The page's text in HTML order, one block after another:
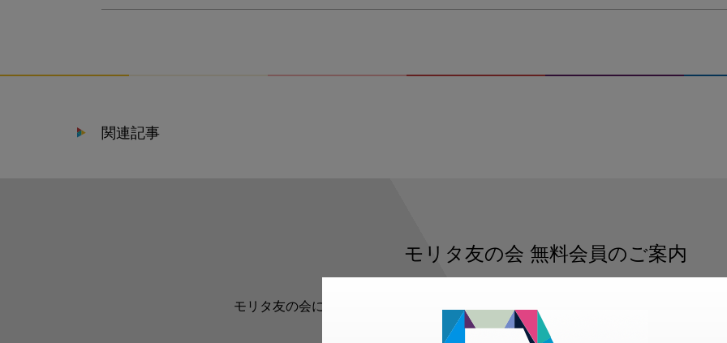
関連記事
モリタ友の会 無料会員のご案内
モリタ友の会に登録いただくと、デンタルライフデザインをもっと便利にご利用い